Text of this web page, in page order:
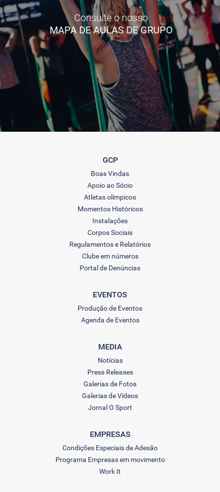
Consulte o nosso
MAPA DE AULAS DE GRUPO
GCP
Boas Vindas
Apoio ao Sócio
Atletas olímpicos
Momentos Históricos
Instalações
Corpos Sociais
Regulamentos e Relatórios
Clube em números
Portal de Denúncias
EVENTOS
Produção de Eventos
Agenda de Eventos
MEDIA
Notícias
Press Releases
Galerias de Fotos
Galerias de Vídeos
Jornal O Sport
EMPRESAS
Condições Especiais de Adesão
Programa Empresas em movimento
Work It